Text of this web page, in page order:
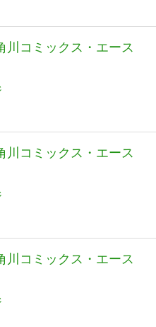
川コミックス・エース
川コミックス・エース
川コミックス・エース